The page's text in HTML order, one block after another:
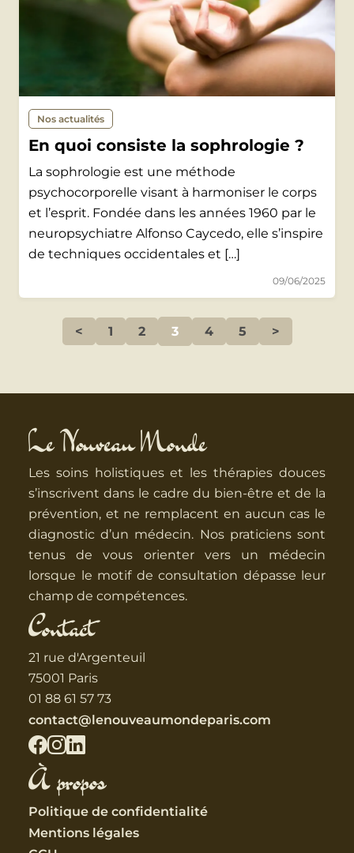
Nos actualités
En quoi consiste la sophrologie ?
La sophrologie est une méthode
psychocorporelle visant à harmoniser le corps
et l’esprit. Fondée dans les années 1960 par le
neuropsychiatre Alfonso Caycedo, elle s’inspire
de techniques occidentales et […]
09/06/2025
< 1 2 3 4 5 >
Le Nouveau Monde
Les soins holistiques et les thérapies douces
s’inscrivent dans le cadre du bien-être et de la
prévention, et ne remplacent en aucun cas le
diagnostic d’un médecin. Nos praticiens sont
tenus de vous orienter vers un médecin
lorsque le motif de consultation dépasse leur
champ de compétences.
Contact
21 rue d'Argenteuil
75001 Paris
01 88 61 57 73
contact@lenouveaumondeparis.com
À propos
Politique de confidentialité
Mentions légales